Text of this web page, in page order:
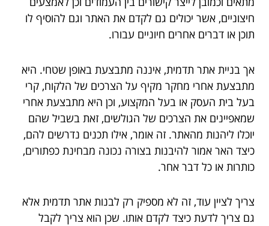
חיצוניים, אשר יכולים גם לקדם את האתר וגם להוסיף לו
תוכן או דברים אחרים חיוניים עבורו.
אך בניית אתר תדמית, איננה מתבצעת באופן שטחי. היא
מתבצעת אחרי מחקר מקיף על הצרכים של הלקוח, קרי
בעל בית העסק או בעל המקצוע, וכן היא מתבצעת אחרי
שמאפיינים את הצרכים של הגולשים, זאת בשביל שהם
יוכלו ליהנות מהאתר. זה אומר, אילו תכנים נדרשים להם,
כיצד האר אמור להיבנות בצורה נכונה מבחינת כפתורים,
כותרות או כל דבר אחר.
צריך לציין עוד, זה לא מספיק רק לבנות אתר תדמית אלא
גם צריך לדעת כיצד לקדם אותו. שכן הוא צריך לקבל